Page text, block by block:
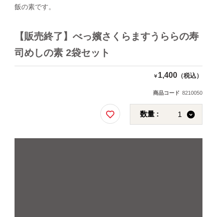
飯の素です。
【販売終了】べっ嬪さくらますうららの寿
司めしの素 2袋セット
￥ 1,400 （税込）
商品コード 8210050
数量 :